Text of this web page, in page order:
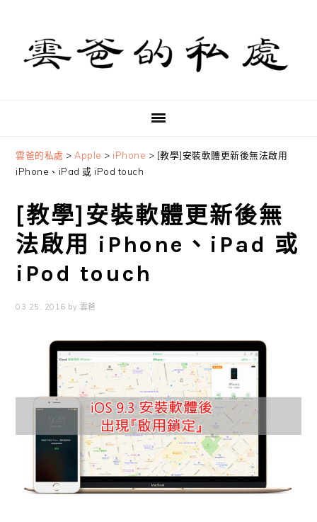
primary
navigation
content
primary
sidebar
雲爸的私處 > Apple > iPhone > [教學]安裝軟體更新後無法啟用
iPhone、iPad 或 iPod touch
[教學]安裝軟體更新後無
法啟用 iPhone、iPad 或
iPod touch
03 25, 2016 by 雲爸